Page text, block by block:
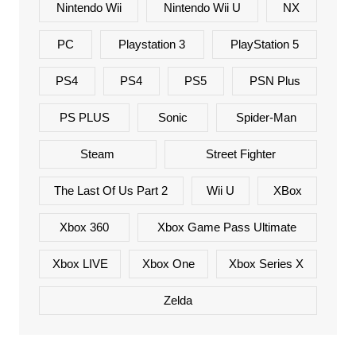
Nintendo Wii Nintendo Wii U NX
PC Playstation 3 PlayStation 5
PS4 PS4 PS5 PSN Plus
PS PLUS Sonic Spider-Man
Steam Street Fighter
The Last Of Us Part 2 Wii U XBox
Xbox 360 Xbox Game Pass Ultimate
Xbox LIVE Xbox One Xbox Series X
Zelda